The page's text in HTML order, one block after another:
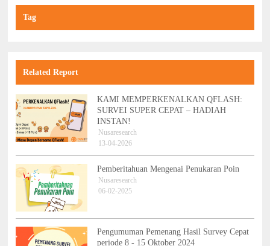
Tag
Related Report
KAMI MEMPERKENALKAN QFLASH:
SURVEI SUPER CEPAT – HADIAH
INSTAN!
Nusaresearch
13-04-2026
Pemberitahuan Mengenai Penukaran Poin
Nusaresearch
06-02-2025
Pengumuman Pemenang Hasil Survey Cepat
periode 8 - 15 Oktober 2024